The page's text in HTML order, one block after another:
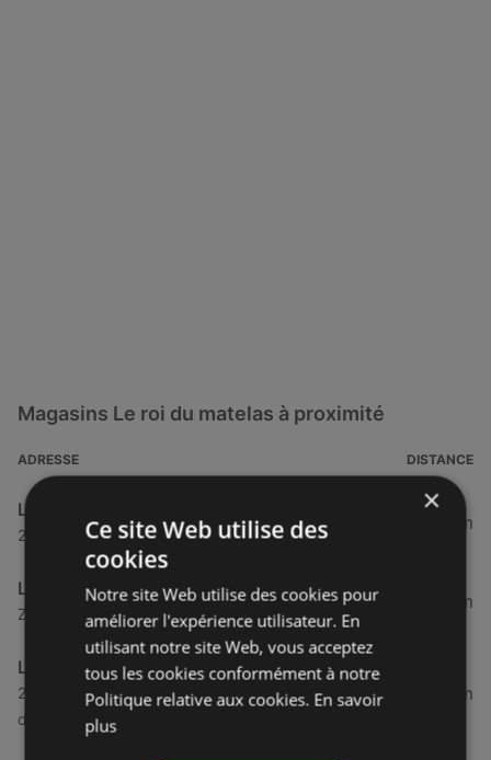
Magasins Le roi du matelas à proximité
ADRESSE DISTANCE
Le roi du matelas
28 Rue du petit montron, 53000 Laval
320,88 km
Le roi du matelas
Zac du Cormier, 72230 Le Mans
398,96 km
Le roi du matelas
2 rue du Camp Philip Morris - Zone commerciale
de l'Estuaire, 76700 Gonfreville-l'Orcher
405,69 km
×
Ce site Web utilise des
cookies
Notre site Web utilise des cookies pour
améliorer l'expérience utilisateur. En
utilisant notre site Web, vous acceptez
tous les cookies conformément à notre
Politique relative aux cookies. En savoir
plus